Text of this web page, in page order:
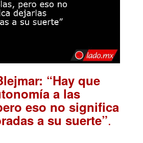
“Hay que
a las
eso no significa
a su suerte”.